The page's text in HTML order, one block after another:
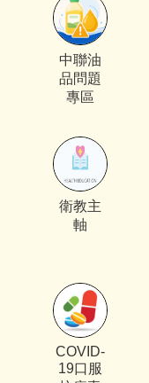
中聯油
品問題
專區
衛教主
軸
COVID-
19口服